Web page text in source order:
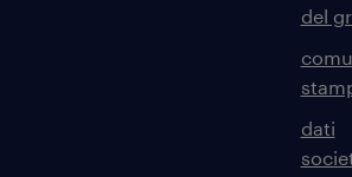
del
dati